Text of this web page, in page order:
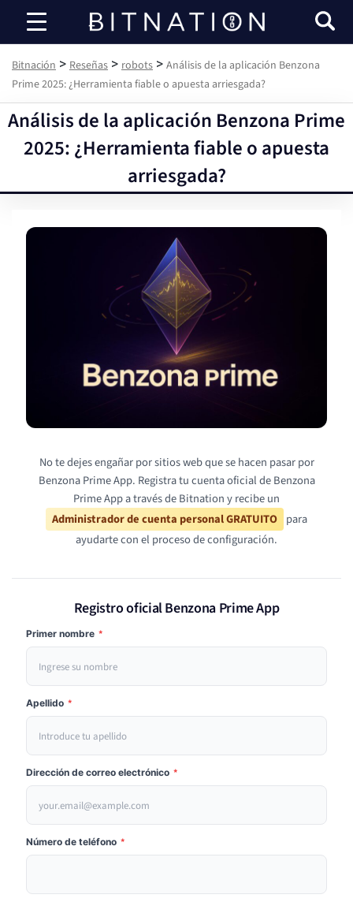
Bitnación
Bitnación > Reseñas > robots > Análisis de la aplicación Benzona
Prime 2025: ¿Herramienta fiable o apuesta arriesgada?
Análisis de la aplicación Benzona Prime
2025: ¿Herramienta fiable o apuesta
arriesgada?
No te dejes engañar por sitios web que se hacen pasar por
Benzona Prime App. Registra tu cuenta oficial de Benzona
Prime App a través de Bitnation y recibe un
Administrador de cuenta personal GRATUITO para
ayudarte con el proceso de configuración.
Registro oficial Benzona Prime App
Primer nombre *
Apellido *
Dirección de correo electrónico *
Número de teléfono *